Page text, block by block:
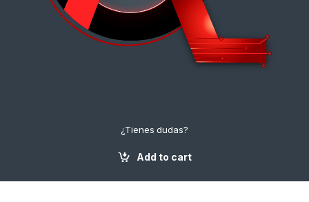
Add to cart
¿Tienes dudas?
+57 3112222643